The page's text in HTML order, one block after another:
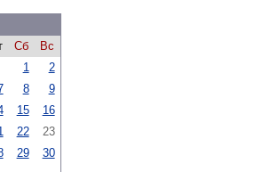
Сб
Вс
1
2
8
9
15
16
22
23
29 30